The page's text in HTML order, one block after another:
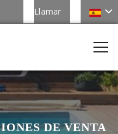
Llamar
DE VENTA